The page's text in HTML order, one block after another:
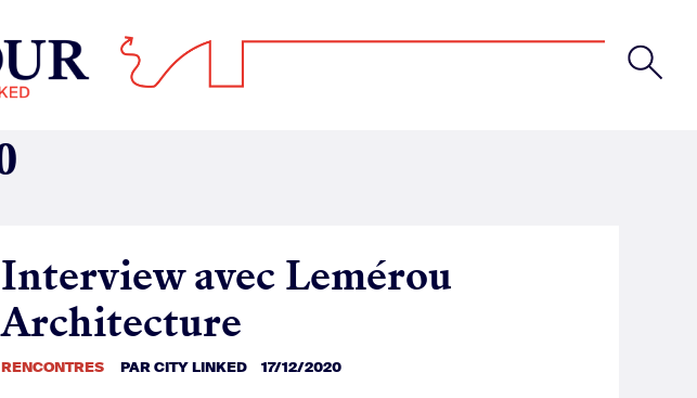
Interview avec Lemérou
Architecture
RENCONTRES PARCITY LINKED 17/12/2020